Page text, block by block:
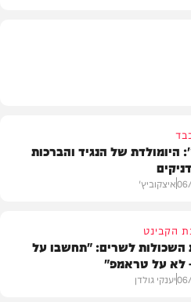
היומולדת של הנגיד והברכות
איצקוביץ'
הקבינט
לשרים: "תחשבו על
יענקי גולדן